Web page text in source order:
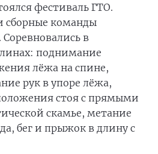
фестиваль ГТО.
сборные команды
Соревновались в
поднимание
лёжа на спине,
рук в упоре лёжа,
стоя с прямыми
скамье, метание
бег и прыжок в длину с